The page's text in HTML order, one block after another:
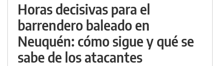
Horas decisivas para el
barrendero baleado en
Neuquén: cómo sigue y qué se
sabe de los atacantes